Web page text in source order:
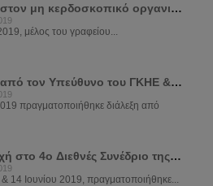
Διάλεξη στον μη κερδοσκοπικό οργανισμό CARIDAS
μέλος του γραφείου...
Διάλεξη από τον Υπεύθυνο του ΓΚΗΕ & ΔΕΗΔ στα κεντρικά γραφεία ΔΗΣΥ
πραγματοποιήθηκε διάλεξη από
Συμμετοχή στο 4ο Διεθνές Συνέδριο της Αστυνομίας
14 Ιουνίου 2019, πραγματοποιήθηκε...